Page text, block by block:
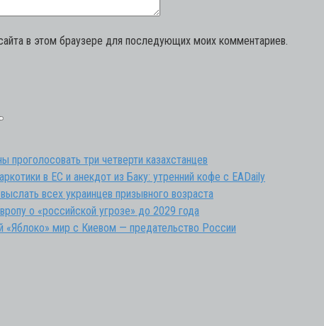
в этом браузере для последующих моих комментариев.
проголосовать три четверти казахстанцев
в ЕС и анекдот из Баку: утренний кофе с EADaily
всех украинцев призывного возраста
о «российской угрозе» до 2029 года
«Яблоко» мир с Киевом — предательство России